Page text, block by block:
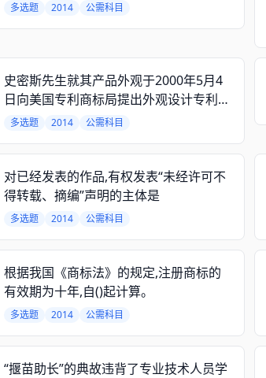
多选题 2014 公需科目
史密斯先生就其产品外观于2000年5月4
日向美国专利商标局提出外观设计专利申
请;2000年7月8日向法国专利局提出外观
局提出外观设计专利申请。其在中国的优
先权期间为
多选题 2014 公需科目
对已经发表的作品,有权发表“未经许可不
得转载、摘编”声明的主体是
多选题 2014 公需科目
根据我国《商标法》的规定,注册商标的
有效期为十年,自()起计算。
多选题 2014 公需科目
“揠苗助长”的典故违背了专业技术人员学